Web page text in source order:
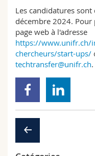
Les candidatures
décembre 2024.
page web à l'adresse
https://www.unifr.ch/
chercheurs/start-ups/
techtransfer@unifr.ch.